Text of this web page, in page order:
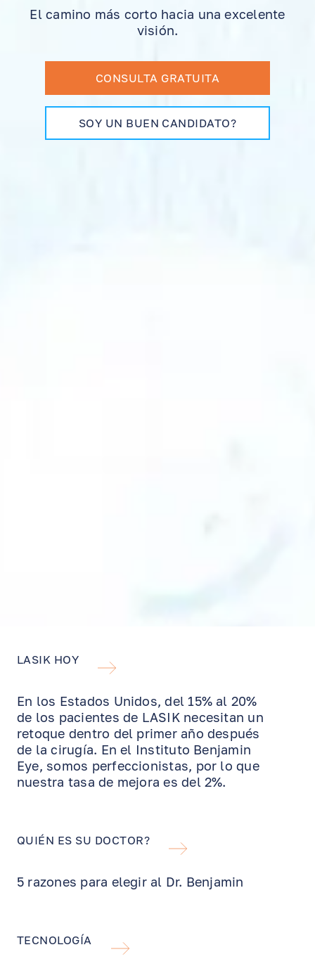
EN RU ES
El camino más corto hacia una excelente
visión.
CONSULTA GRATUITA
SOY UN BUEN CANDIDATO?
LASIK HOY
En los Estados Unidos, del 15% al 20%
de los pacientes de LASIK necesitan un
retoque dentro del primer año después
de la cirugía. En el Instituto Benjamin
Eye, somos perfeccionistas, por lo que
nuestra tasa de mejora es del 2%.
QUIÉN ES SU DOCTOR?
5 razones para elegir al Dr. Benjamin
TECNOLOGÍA